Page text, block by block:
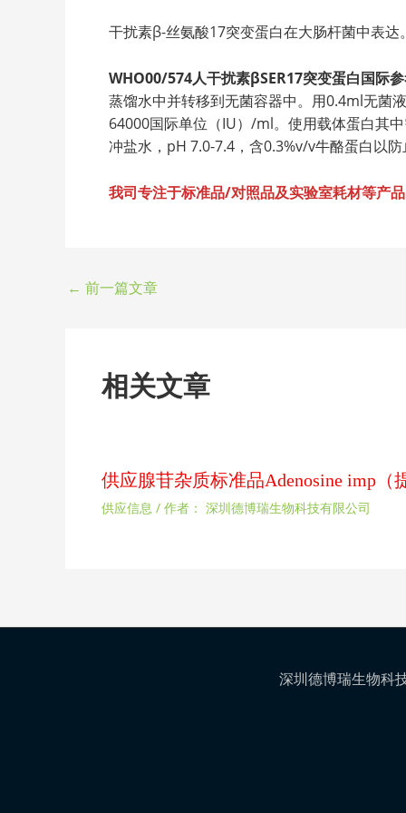
干扰素β-丝氨酸17突变蛋白在大肠杆菌中表达
WHO00/574人干扰素βSER17突变蛋白国际
蒸馏水中并转移到无菌容器中。用0.4ml无菌
64000国际单位（IU）/ml。使用载体蛋白其
冲盐水，pH 7.0-7.4，含0.3%v/v牛酪蛋白以
我司专注于标准品/对照品及实验室耗材等产
← 前一篇文章
相关文章
供应腺苷杂质标准品Adenosine imp（
供应信息 / 作者： 深圳德博瑞生物科技有限公司
深圳德博瑞生物科